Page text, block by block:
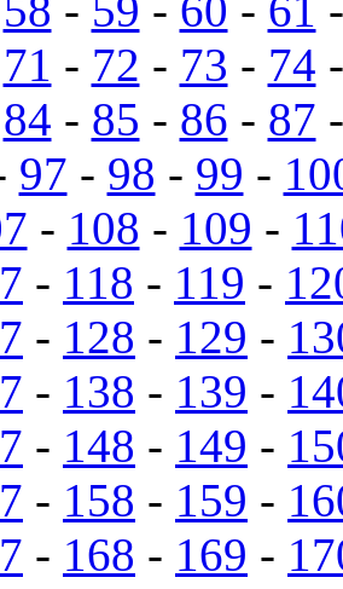
71 - 72 - 73 - 74
84 - 85 - 86 - 87
97 - 98 - 99 -
- 108 - 109 -
- 118 - 119 -
- 128 - 129 -
- 138 - 139 -
- 148 - 149 -
- 158 - 159 -
- 168 - 169 -